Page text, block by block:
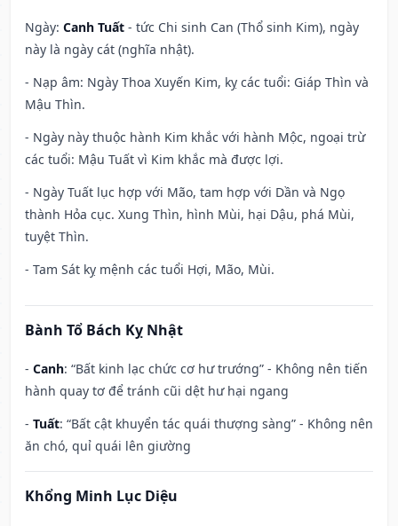
Ngày: Canh Tuất - tức Chi sinh Can (Thổ sinh Kim), ngày
này là ngày cát (nghĩa nhật).
- Nạp âm: Ngày Thoa Xuyến Kim, kỵ các tuổi: Giáp Thìn và
Mậu Thìn.
- Ngày này thuộc hành Kim khắc với hành Mộc, ngoại trừ
các tuổi: Mậu Tuất vì Kim khắc mà được lợi.
- Ngày Tuất lục hợp với Mão, tam hợp với Dần và Ngọ
thành Hỏa cục. Xung Thìn, hình Mùi, hại Dậu, phá Mùi,
tuyệt Thìn.
- Tam Sát kỵ mệnh các tuổi Hợi, Mão, Mùi.
Bành Tổ Bách Kỵ Nhật
- Canh: “Bất kinh lạc chức cơ hư trướng” - Không nên tiến
hành quay tơ để tránh cũi dệt hư hại ngang
- Tuất: “Bất cật khuyển tác quái thượng sàng” - Không nên
ăn chó, quỉ quái lên giường
Khổng Minh Lục Diệu